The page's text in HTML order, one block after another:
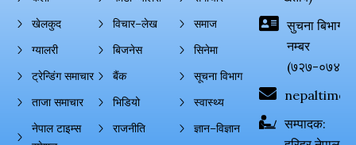
खेलकुद
ग्यालरी
ट्रेन्डिंग समाचार
ताजा समाचार
नेपाल टाइम्स
विचार–लेख
बिजनेस
बैंक
भिडियो
राजनीति
समाज
सिनेमा
सूचना विभाग
स्वास्थ्य
ज्ञान–विज्ञान
सुचना बिभाग
नम्बर
(७२७-०७४-
सम्पादक: